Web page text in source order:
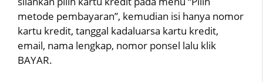
metode pembayaran”, kemudian isi hanya nomor
kartu kredit, tanggal kadaluarsa kartu kredit,
email, nama lengkap, nomor ponsel lalu klik
BAYAR.